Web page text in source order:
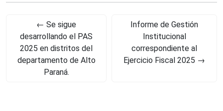
← Se sigue
desarrollando el PAS
2025 en distritos del
departamento de Alto
Paraná.
Informe de Gestión
Institucional
correspondiente al
Ejercicio Fiscal 2025 →